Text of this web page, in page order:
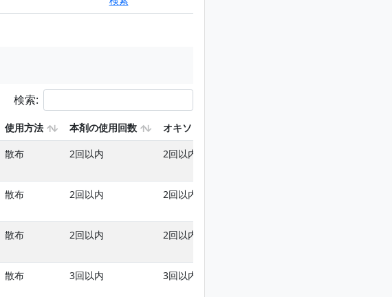
検索:
使用方法 本剤の使用回数 オキソリニック酸を含む使用回数
散布 2回以内 2回以内
散布 2回以内 2回以内
散布 2回以内 2回以内
散布 3回以内 3回以内